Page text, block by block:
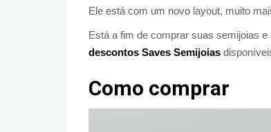
Ele está com um novo layout, muito
Está a fim de comprar suas semijoias
descontos Saves Semijoias
Como comprar